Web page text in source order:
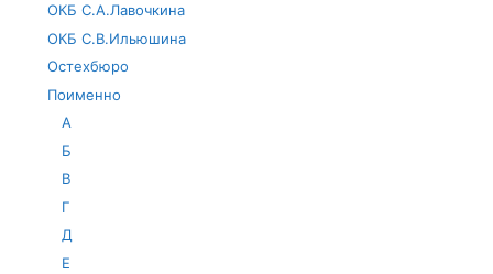
ОКБ С.А.Лавочкина
ОКБ С.В.Ильюшина
Остехбюро
Поименно
А
Б
В
Г
Д
Е